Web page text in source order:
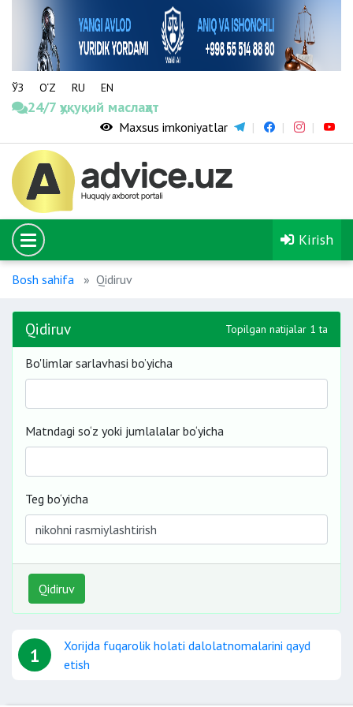
ЎЗ O‘Z RU EN
24/7 ҳуқуқий маслаҳат
Maxsus imkoniyatlar
Kirish
Bosh sahifa Qidiruv
Qidiruv Topilgan natijalar 1 ta
Bo'limlar sarlavhasi bo’yicha
Matndagi so‘z yoki jumlalalar bo‘yicha
Teg bo‘yicha
Qidiruv
1
Xorijda fuqarolik holati dalolatnomalarini qayd
etish